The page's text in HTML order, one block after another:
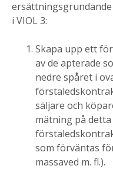
i VIOL 3:
Skapa upp ett
av de apterade
nedre spåret i
säljare och
mätning på
som förväntas
massaved m. fl.).